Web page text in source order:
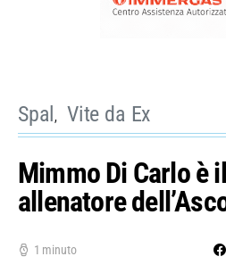
Spal Vite da Ex
Mimmo Di Carlo è
allenatore
1 minuto